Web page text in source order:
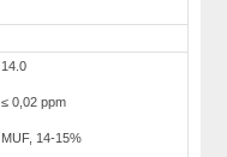
14.0
≤ 0,02 ppm
MUF, 14-15%